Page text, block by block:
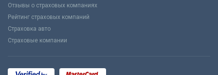
Отзывы о страховых компаниях
Рейтинг страховых компаний
Страховка авто
Страховые компании